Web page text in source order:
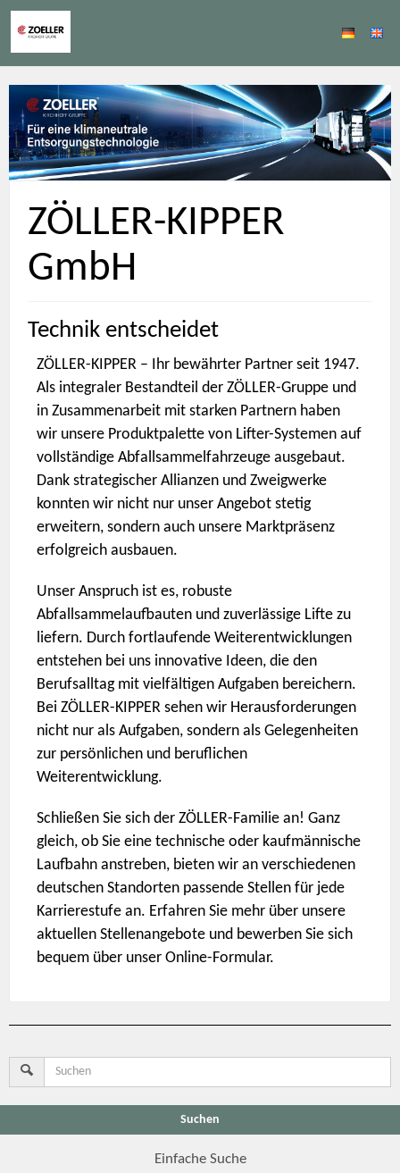
ZÖLLER-KIPPER
GmbH
Technik entscheidet
ZÖLLER-KIPPER – Ihr bewährter Partner seit 1947.
Als integraler Bestandteil der ZÖLLER-Gruppe und
in Zusammenarbeit mit starken Partnern haben
wir unsere Produktpalette von Lifter-Systemen auf
vollständige Abfallsammelfahrzeuge ausgebaut.
Dank strategischer Allianzen und Zweigwerke
konnten wir nicht nur unser Angebot stetig
erweitern, sondern auch unsere Marktpräsenz
erfolgreich ausbauen.
Unser Anspruch ist es, robuste
Abfallsammelaufbauten und zuverlässige Lifte zu
liefern. Durch fortlaufende Weiterentwicklungen
entstehen bei uns innovative Ideen, die den
Berufsalltag mit vielfältigen Aufgaben bereichern.
Bei ZÖLLER-KIPPER sehen wir Herausforderungen
nicht nur als Aufgaben, sondern als Gelegenheiten
zur persönlichen und beruflichen
Weiterentwicklung.
Schließen Sie sich der ZÖLLER-Familie an! Ganz
gleich, ob Sie eine technische oder kaufmännische
Laufbahn anstreben, bieten wir an verschiedenen
deutschen Standorten passende Stellen für jede
Karrierestufe an. Erfahren Sie mehr über unsere
aktuellen Stellenangebote und bewerben Sie sich
bequem über unser Online-Formular.
Suchen
Einfache Suche